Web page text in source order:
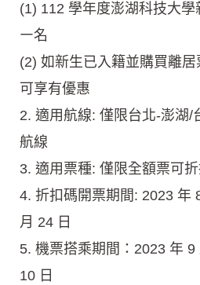
(1) 112 學年度澎湖科技大
㇐名
(2) 如新生已入籍並購買離
可享有優惠
2. 適用航線: 僅限台北-澎湖/
航線
3. 適用票種: 僅限全額票可
4. 折扣碼開票期間: 2023 年
月 24 日
5. 機票搭乘期間：2023 年 9
10 日